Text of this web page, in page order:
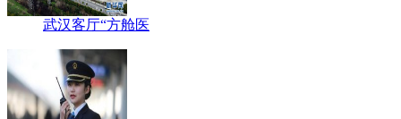
武汉客厅“方舱医